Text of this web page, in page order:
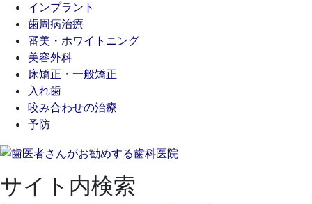
インプラント
歯周病治療
審美・ホワイトニング
美容外科
床矯正・一般矯正
入れ歯
咬み合わせの治療
予防
サイト内検索